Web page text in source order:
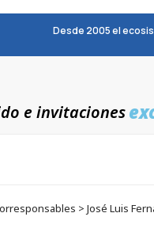
Desde 2005 el
e invitaciones